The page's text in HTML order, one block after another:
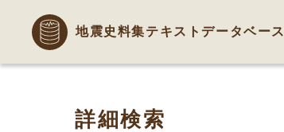
地震史料集テキストデータベース
詳細検索